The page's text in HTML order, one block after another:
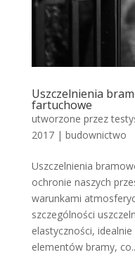
Uszczelnienia
fartuchowe
utworzone przez
2017| budownictwo
Uszczelnienia
ochronie naszych
warunkami
szczególności
elastyczności,
elementów bramy,